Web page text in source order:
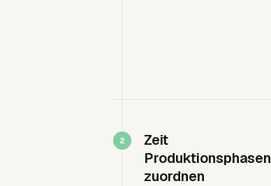
Zeit
Produktionsphasen
zuordnen